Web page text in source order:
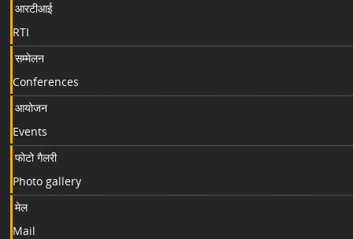
आरटीआई
RTI
सम्मेलन
Conferences
आयोजन
Events
फोटो गैलरी
Photo gallery
मेल
Mail